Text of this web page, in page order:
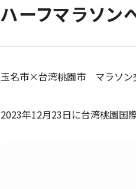
ハーフマラソン
玉名市×台湾桃園市 マラソン
2023年12月23日に台湾桃園国